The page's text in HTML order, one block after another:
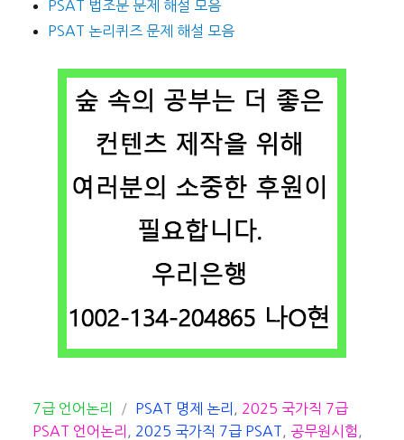
PSAT 법조문 문제 해설 모음
PSAT 논리퀴즈 문제 해설 모음
카
테
7급 언어논리
태
그
PSAT 명제 논리 , 2025 국가직 7급
PSAT 언어논리 , 2025 국가직 7급 PSAT, 공무원시험 ,